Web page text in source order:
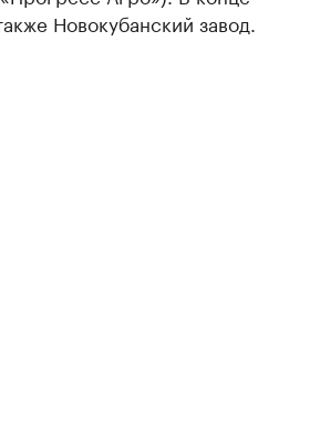
Новокубанский завод.